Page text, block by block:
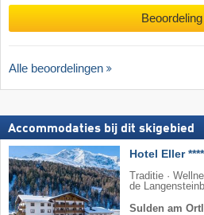
Beoordeling
Alle beoordelingen
Accommodaties bij dit skigebied
Hotel Eller ****
Traditie ·
de
Sulden am